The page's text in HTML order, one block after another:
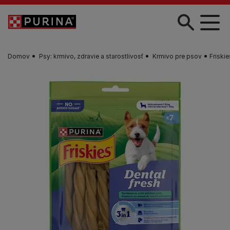
Skočiť na hlavný obsah
Domov Psy: krmivo, zdravie a starostlivosť Krmivo pre psov